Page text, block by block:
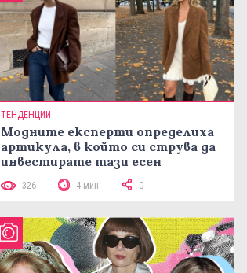
ТЕНДЕНЦИИ
Модните експерти определиха
артикула, в който си струва да
инвестирате тази есен
326 4 мин 0